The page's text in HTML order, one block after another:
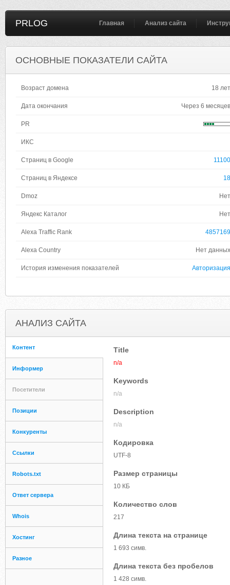
PRLOG Главная Анализ сайта
ОСНОВНЫЕ ПОКАЗАТЕЛИ САЙТА
Возраст домена 18 лет
Дата окончания Через 6 месяцев
PR
ИКС
Страниц в Google 11100
Страниц в Яндексе 18
Dmoz Нет
Яндекс Каталог Нет
Alexa Traffic Rank 4857169
Alexa Country Нет данных
История изменения показателей Авторизация
АНАЛИЗ САЙТА
Контент
Информер
Посетители
Позиции
Конкуренты
Ссылки
Robots.txt
Ответ сервера
Whois
Хостинг
Разное
Title
n/a
Keywords
n/a
Description
n/a
Кодировка
UTF-8
Размер страницы
10 КБ
Количество слов
217
Длина текста на странице
1 693 симв.
Длина текста без пробелов
1 428 симв.